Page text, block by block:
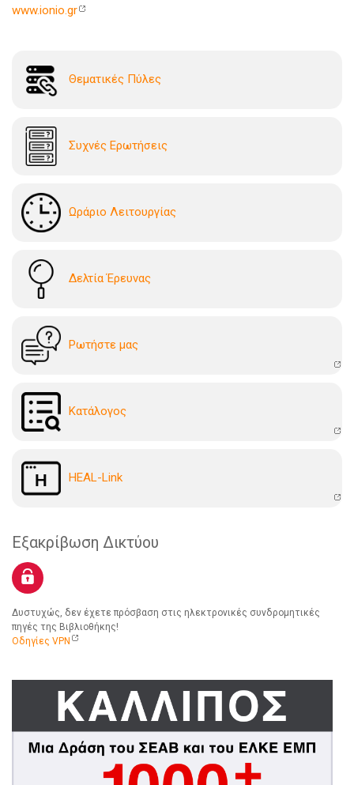
www.ionio.gr
Θεματικές Πύλες
Συχνές Ερωτήσεις
Ωράριο Λειτουργίας
Δελτία Έρευνας
Ρωτήστε μας
Kατάλογoς
HEAL-Link
Εξακρίβωση Δικτύου
Δυστυχώς, δεν έχετε πρόσβαση στις ηλεκτρονικές συνδρομητικές
πηγές της Βιβλιοθήκης!
Οδηγίες VPN